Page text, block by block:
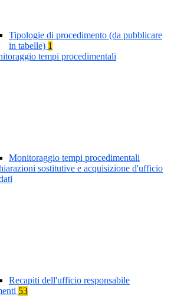
Tipologie di procedimento (da pubblicare
in tabelle) 1
tempi procedimentali
Monitoraggio tempi procedimentali
sostitutive e acquisizione d'ufficio
Recapiti dell'ufficio responsabile
53